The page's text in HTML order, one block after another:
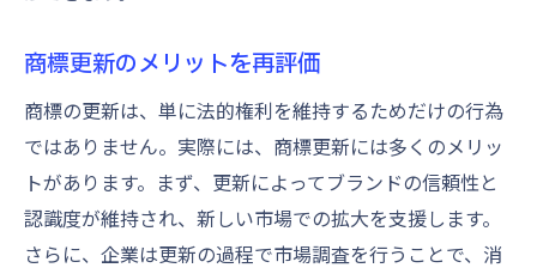
商標更新のメリットを再評価
商標の更新は、単に法的権利を維持するためだけの行為
ではありません。実際には、商標更新には多くのメリッ
トがあります。まず、更新によってブランドの信頼性と
認識度が維持され、新しい市場での拡大を支援します。
さらに、企業は更新の過程で市場調査を行うことで、消